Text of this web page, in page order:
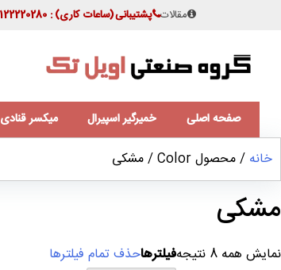
مقالات پشتیبانی(ساعات کاری): 02122220280 - 09101790036
صفحه اصلی خمیرگیر اسپیرال میکسر قنادی
خانه / محصول Color / مشکی
مشکی
نمایش همه 8 نتیجه فیلترهاحذف تمام فیلترها